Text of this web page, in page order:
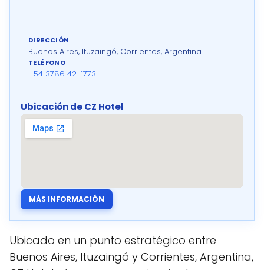
DIRECCIÓN
Buenos Aires, Ituzaingó, Corrientes, Argentina
TELÉFONO
+54 3786 42-1773
Ubicación de CZ Hotel
MÁS INFORMACIÓN
Ubicado en un punto estratégico entre
Buenos Aires, Ituzaingó y Corrientes, Argentina,